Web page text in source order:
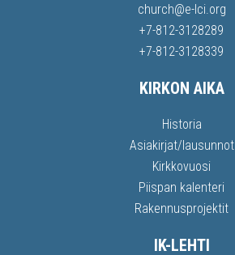
church@e-lci.org
+7-812-3128289
+7-812-3128339
KIRKON AIKA
Historia
Asiakirjat/lausunnot
Kirkkovuosi
Piispan kalenteri
Rakennusprojektit
IK-LEHTI